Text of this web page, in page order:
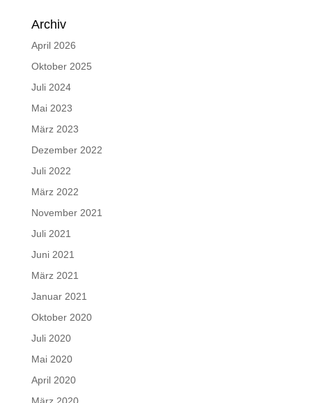
Archiv
April 2026
Oktober 2025
Juli 2024
Mai 2023
März 2023
Dezember 2022
Juli 2022
März 2022
November 2021
Juli 2021
Juni 2021
März 2021
Januar 2021
Oktober 2020
Juli 2020
Mai 2020
April 2020